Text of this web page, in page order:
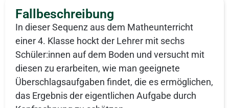
Fallbeschreibung
In dieser Sequenz aus dem Matheunterricht
einer 4. Klasse hockt der Lehrer mit sechs
Schüler:innen auf dem Boden und versucht mit
diesen zu erarbeiten, wie man geeignete
Überschlagsaufgaben findet, die es ermöglichen,
das Ergebnis der eigentlichen Aufgabe durch